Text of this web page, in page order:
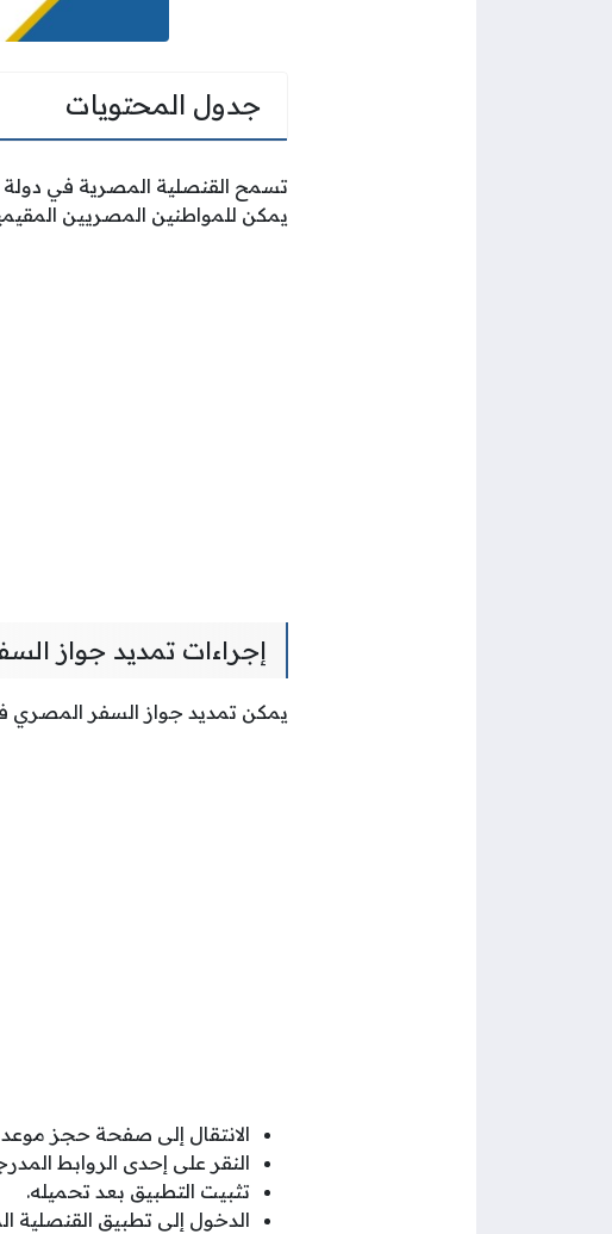
جدول المحتويات
تسمح القنصلية المصرية في
يمكن للمواطنين المصريين
إجراءات تمديد جواز
يمكن تمديد جواز السفر المصري
الانتقال إلى صفحة حجز
النقر على إحدى الروابط
تثبيت التطبيق بعد تحميله.
الدخول إلى تطبيق القنصلية